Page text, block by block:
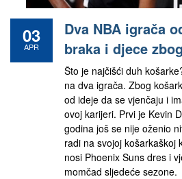
03
APR
Dva NBA igrača
braka i djece
Što je najčišći duh
na dva igrača. Zbog
od ideje da se vjenčaju i
ovoj karijeri. Prvi je Kevin
godina još se nije oženio
radi na svojoj košarkaškoj
nosi Phoenix Suns dres i
momčad sljedeće sezone.